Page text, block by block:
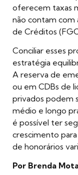
oferecem taxas
não contam com
de Créditos
Conciliar esses
estratégia
A reserva de
ou em CDBs de
privados podem
médio e longo
é possível ter
crescimento
de honorários
Por Brenda